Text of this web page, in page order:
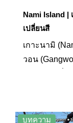
Nami Island |
เปลี่ยนสี
เกาะนามิ
วอน
สถานที่ถ่ายท
จำนวนมากต้
บทความ